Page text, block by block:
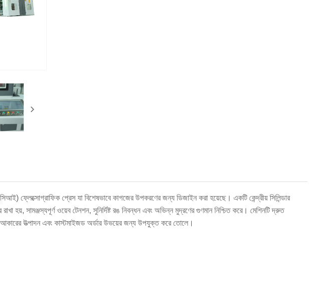
ফ্লেক্সোগ্রাফিক প্রেস যা বিশেষভাবে কাগজের উপকরণের জন্য ডিজাইন করা হয়েছে। একটি কেন্দ্রীয় সিলিন্ডার
হয়, সামঞ্জস্যপূর্ণ ওয়েব টেনশন, সুনির্দিষ্ট রঙ নিবন্ধন এবং অভিন্ন মুদ্রণের গুণমান নিশ্চিত করে। মেশিনটি দ্রুত
বড় আকারের উত্পাদন এবং কাস্টমাইজড অর্ডার উভয়ের জন্য উপযুক্ত করে তোলে।